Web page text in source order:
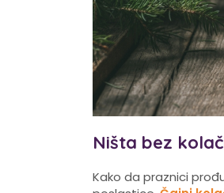
Ništa bez
Kako da praznici